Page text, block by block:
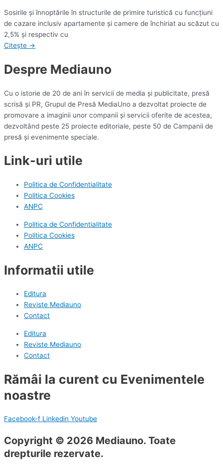
Sosirile şi înnoptările în structurile de primire turistică cu funcţiuni
de cazare inclusiv apartamente şi camere de închiriat au scăzut cu
2,5% şi respectiv cu
Citește →
Despre Mediauno
Cu o istorie de 20 de ani în servicii de media și publicitate, presă
scrisă și PR, Grupul de Presă MediaUno a dezvoltat proiecte de
promovare a imaginii unor companii și servicii oferite de acestea,
dezvoltând peste 25 proiecte editoriale, peste 50 de Campanii de
presă și evenimente speciale.
Link-uri utile
Politica de Confidentialitate
Politica Cookies
ANPC
Politica de Confidentialitate
Politica Cookies
ANPC
Informatii utile
Editura
Reviste Mediauno
Contact
Editura
Reviste Mediauno
Contact
Rămâi la curent cu Evenimentele
noastre
Facebook-f Linkedin Youtube
Copyright © 2026 Mediauno. Toate
drepturile rezervate.